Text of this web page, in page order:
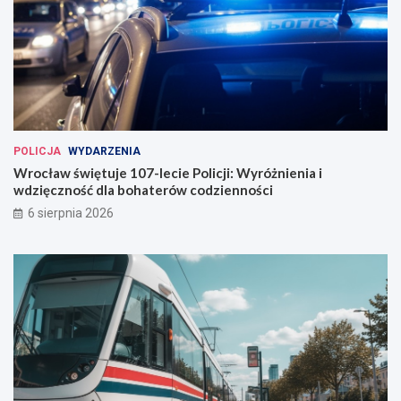
a
w
e
W
r
o
c
ł
w
i
u
w
POLICJA WYDARZENIA
Wrocław świętuje 107-lecie Policji: Wyróżnienia i
wdzięczność dla bohaterów codzienności
6 sierpnia 2026